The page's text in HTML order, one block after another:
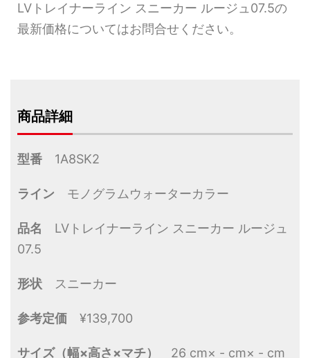
LVトレイナーライン スニーカー ルージュ07.5の
最新価格についてはお問合せください。
商品詳細
型番 1A8SK2
ライン モノグラムウォーターカラー
品名 LVトレイナーライン スニーカー ルージュ
07.5
形状 スニーカー
参考定価 ¥139,700
サイズ（幅×高さ×マチ） 26 cm× - cm× - cm